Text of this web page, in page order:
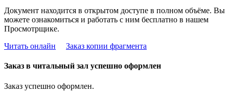
Документ находится в открытом доступе в полном объёме. Вы
можете ознакомиться и работать с ним бесплатно в нашем
Просмотрщике.
Читать онлайн
Заказ копии фрагмента
Заказ в читальный зал успешно оформлен
Заказ успешно оформлен.